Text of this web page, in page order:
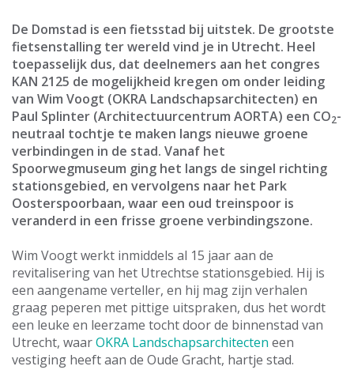
De Domstad is een fietsstad bij uitstek. De grootste
fietsenstalling ter wereld vind je in Utrecht. Heel
toepasselijk dus, dat deelnemers aan het congres
KAN 2125 de mogelijkheid kregen om onder leiding
van Wim Voogt (OKRA Landschapsarchitecten) en
Paul Splinter (Architectuurcentrum AORTA) een CO2-
neutraal tochtje te maken langs nieuwe groene
verbindingen in de stad. Vanaf het
Spoorwegmuseum ging het langs de singel richting
stationsgebied, en vervolgens naar het Park
Oosterspoorbaan, waar een oud treinspoor is
veranderd in een frisse groene verbindingszone.
Wim Voogt werkt inmiddels al 15 jaar aan de
revitalisering van het Utrechtse stationsgebied. Hij is
een aangename verteller, en hij mag zijn verhalen
graag peperen met pittige uitspraken, dus het wordt
een leuke en leerzame tocht door de binnenstad van
Utrecht, waarOKRA Landschapsarchitecten een
vestiging heeft aan de Oude Gracht, hartje stad.